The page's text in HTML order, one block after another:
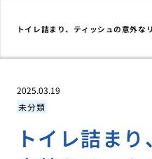
トイレ詰まり、ティッシュの意外な
2025.03.19
未分類
トイレ詰ま